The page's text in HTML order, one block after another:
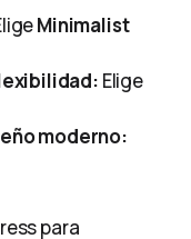
Minimalist
Elige
moderno:
para